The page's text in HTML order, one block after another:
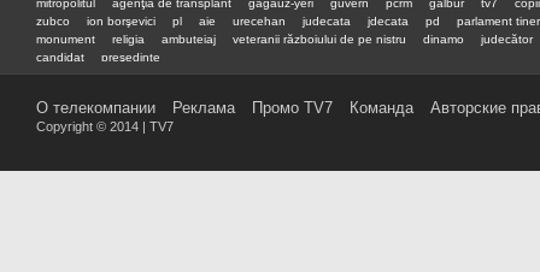
mitropolitul agenţia de transplant gagauz-yeri guvern pcrm galbur tv7
copii
zubco
ion borşevici pl aie urecehan judecata jdecata pd
parlament
monument
religia ambuteiaj veteranii războiului de pe nistru dinamo
judecător
candidat
preşedinte
О телекомпании Реклама Промо TV7 Команда Авторские
Copyright © 2014 | TV7